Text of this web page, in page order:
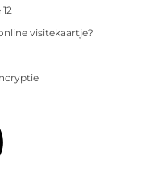
visitekaartje?